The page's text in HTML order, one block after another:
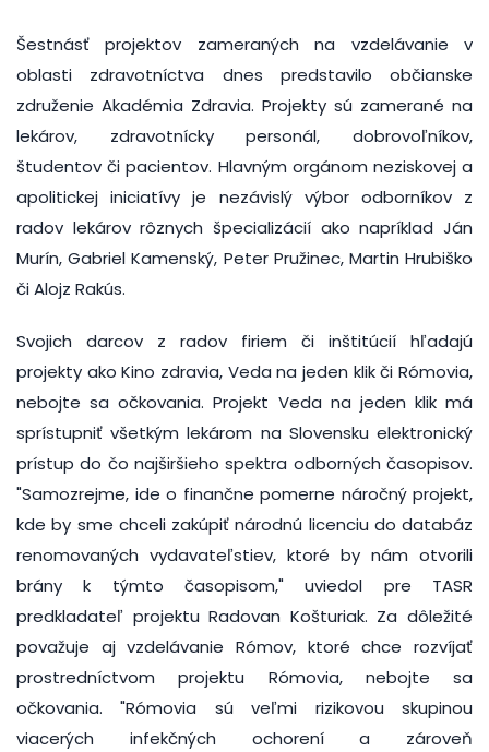
Šestnásť projektov zameraných na vzdelávanie v
oblasti zdravotníctva dnes predstavilo občianske
združenie Akadémia Zdravia. Projekty sú zamerané na
lekárov, zdravotnícky personál, dobrovoľníkov,
študentov či pacientov. Hlavným orgánom neziskovej a
apolitickej iniciatívy je nezávislý výbor odborníkov z
radov lekárov rôznych špecializácií ako napríklad Ján
Murín, Gabriel Kamenský, Peter Pružinec, Martin Hrubiško
či Alojz Rakús.
Svojich darcov z radov firiem či inštitúcií hľadajú
projekty ako Kino zdravia, Veda na jeden klik či Rómovia,
nebojte sa očkovania. Projekt Veda na jeden klik má
sprístupniť všetkým lekárom na Slovensku elektronický
prístup do čo najširšieho spektra odborných časopisov.
"Samozrejme, ide o finančne pomerne náročný projekt,
kde by sme chceli zakúpiť národnú licenciu do databáz
renomovaných vydavateľstiev, ktoré by nám otvorili
brány k týmto časopisom," uviedol pre TASR
predkladateľ projektu Radovan Košturiak. Za dôležité
považuje aj vzdelávanie Rómov, ktoré chce rozvíjať
prostredníctvom projektu Rómovia, nebojte sa
očkovania. "Rómovia sú veľmi rizikovou skupinou
viacerých infekčných ochorení a zároveň